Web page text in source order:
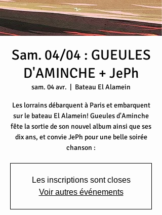
Sam. 04/04 : GUEULES
D'AMINCHE + JePh
sam. 04 avr.
  |
Bateau El Alamein
Les lorrains débarquent à Paris et embarquent
sur le bateau El Alamein! Gueules d'Aminche
fête la sortie de son nouvel album ainsi que ses
dix ans, et convie JePh pour une belle soirée
Les inscriptions sont closes
Voir autres événements